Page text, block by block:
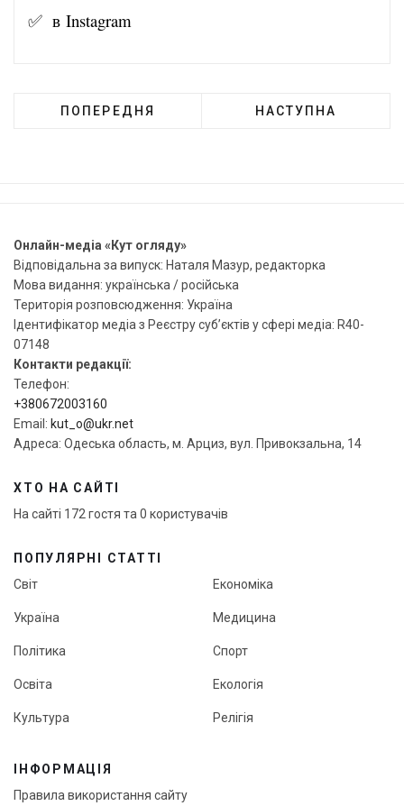
✅ в Instagram
ПОПЕРЕДНЯ НАСТУПНА
Онлайн-медіа «Кут огляду»
Відповідальна за випуск: Наталя Мазур, редакторка
Мова видання: українська / російська
Територія розповсюдження: Україна
Ідентифікатор медіа з Реєстру суб’єктів у сфері медіа: R40-
07148
Контакти редакції:
Телефон:
+380672003160
Email: kut_o@ukr.net
Адреса: Одеська область, м. Арциз, вул. Привокзальна, 14
ХТО НА САЙТІ
На сайті 172 гостя та 0 користувачів
ПОПУЛЯРНІ СТАТТІ
Світ
Україна
Політика
Освіта
Культура
Економіка
Медицина
Спорт
Екологія
Релігія
ІНФОРМАЦІЯ
Правила використання сайту